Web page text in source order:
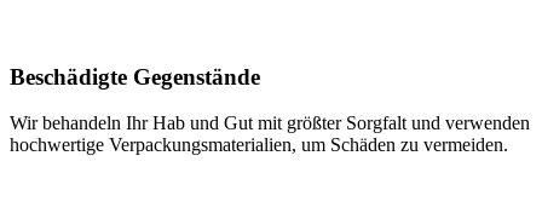
Beschädigte Gegenstände
Wir behandeln Ihr Hab und Gut mit größter Sorgfalt und verwenden
hochwertige Verpackungsmaterialien, um Schäden zu vermeiden.